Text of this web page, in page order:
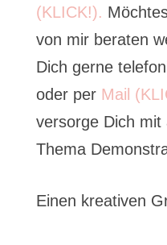
(KLICK!).
von mir beraten
Dich gerne
oder per Mail
versorge Dich mit
Thema
Einen kreativen